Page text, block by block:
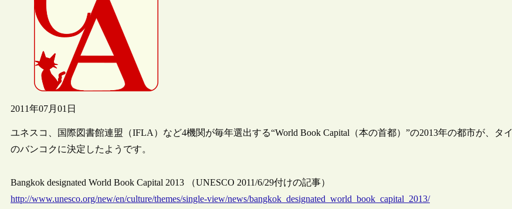
2011年07月01日
ユネスコ、国際図書館連盟（IFLA）など4機関が毎年選出する“World Book Capital（本の首都）”の2013年の都市が、タイ
のバンコクに決定したようです。
Bangkok designated World Book Capital 2013 （UNESCO 2011/6/29付けの記事）
http://www.unesco.org/new/en/culture/themes/single-view/news/bangkok_designated_world_book_capital_2013/